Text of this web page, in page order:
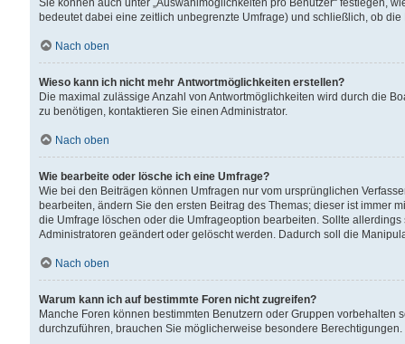
Sie können auch unter „Auswahlmöglichkeiten pro Benutzer“ festlegen,
bedeutet dabei eine zeitlich unbegrenzte Umfrage) und schließlich, ob
Nach oben
Wieso kann ich nicht mehr Antwortmöglichkeiten erstellen?
Die maximal zulässige Anzahl von Antwortmöglichkeiten wird durch die
zu benötigen, kontaktieren Sie einen Administrator.
Nach oben
Wie bearbeite oder lösche ich eine Umfrage?
Wie bei den Beiträgen können Umfragen nur vom ursprünglichen
bearbeiten, ändern Sie den ersten Beitrag des Themas; dieser ist immer
die Umfrage löschen oder die Umfrageoption bearbeiten. Sollte
Administratoren geändert oder gelöscht werden. Dadurch soll die
Nach oben
Warum kann ich auf bestimmte Foren nicht zugreifen?
Manche Foren können bestimmten Benutzern oder Gruppen
durchzuführen, brauchen Sie möglicherweise besondere